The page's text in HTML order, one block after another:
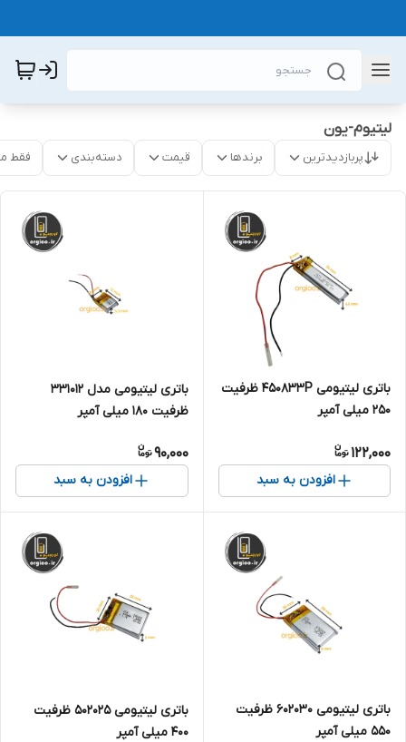
لیتیوم-یون
پربازدیدترین برندها قیمت دسته‌بندی فقط
باتری لیتیومی 450833P ظرفیت
250 میلی آمپر
122,000
افزودن به سبد
باتری لیتیومی مدل 331012
ظرفیت 180 میلی آمپر
90,000
افزودن به سبد
باتری لیتیومی 602030 ظرفیت
550 میلی آمپر
باتری لیتیومی ۵۰۲۰۲۵ ظرفیت
۴۰۰ میلی آمپر